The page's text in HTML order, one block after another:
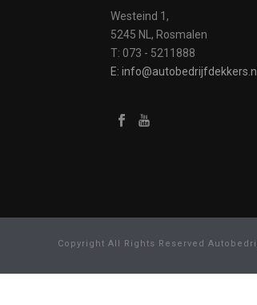
Westeind 1,
5245 NL, Rosmalen
T: 073 - 5211888
E: info@autobedrijfdekkers.nl
Copyright All Rights Reserved